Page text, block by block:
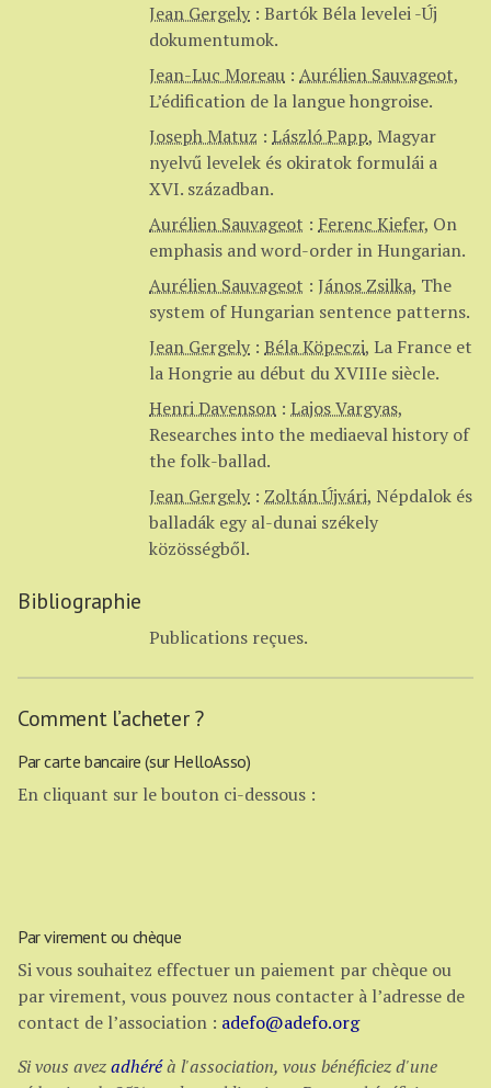
Jean Gergely : Bartók Béla levelei -Új
dokumentumok.
Jean-Luc Moreau : Aurélien Sauvageot,
L’édification de la langue hongroise.
Joseph Matuz : László Papp, Magyar
nyelvű levelek és okiratok formulái a
XVI. században.
Aurélien Sauvageot : Ferenc Kiefer, On
emphasis and word-order in Hungarian.
Aurélien Sauvageot : János Zsilka, The
system of Hungarian sentence patterns.
Jean Gergely : Béla Köpeczi, La France et
la Hongrie au début du XVIIIe siècle.
Henri Davenson : Lajos Vargyas,
Researches into the mediaeval history of
the folk-ballad.
Jean Gergely : Zoltán Újvári, Népdalok és
balladák egy al-dunai székely
közösségből.
Bibliographie
Publications reçues.
Comment l’acheter ?
Par carte bancaire (sur HelloAsso)
En cliquant sur le bouton ci-dessous :
Par virement ou chèque
Si vous souhaitez effectuer un paiement par chèque ou
par virement, vous pouvez nous contacter à l’adresse de
contact de l’association : adefo@adefo.org
Si vous avezadhéréà l'association, vous bénéficiez d'une